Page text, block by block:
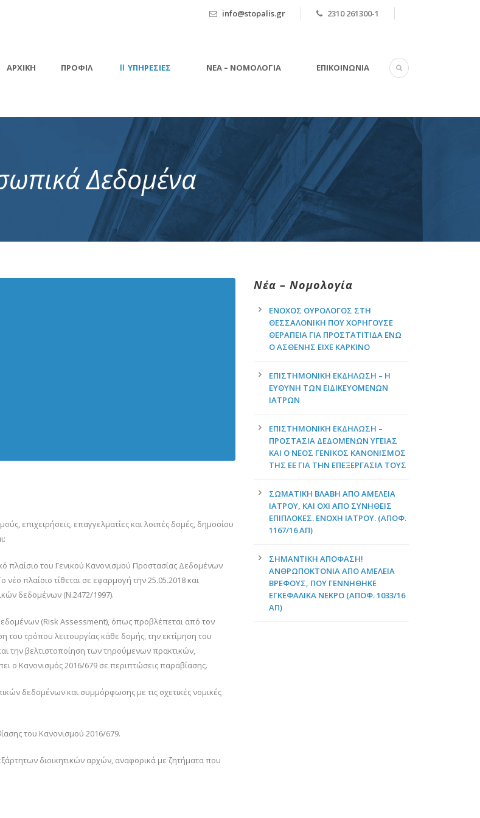
info@stopalis.gr 2310 261300-1
ΑΡΧΙΚΉ ΠΡΟΦΙΛ ΥΠΗΡΕΣΊΕΣ ΝΈΑ – ΝΟΜΟΛΟΓΊΑ ΕΠΙΚΟΙΝΩΝΊΑ
Δεδομένα
επιχειρήσεις, επαγγελματίες και λοιπές δομές, δημοσίου
πλαίσιο του Γενικού Κανονισμού Προστασίας Δεδομένων
πλαίσιο τίθεται σε εφαρμογή την 25.05.2018 και
δεδομένων (Ν.2472/1997).
(Risk Assessment), όπως προβλέπεται από τον
του τρόπου λειτουργίας κάθε δομής, την εκτίμηση του
την βελτιστοποίηση των τηρούμενων πρακτικών,
ο Κανονισμός 2016/679 σε περιπτώσεις παραβίασης.
δεδομένων και συμμόρφωσης με τις σχετικές νομικές
του Κανονισμού 2016/679.
διοικητικών αρχών, αναφορικά με ζητήματα που
Νέα – Νομολογία
ΈΝΟΧΟΣ ΟΥΡΟΛΌΓΟΣ ΣΤΗ
ΘΕΣΣΑΛΟΝΊΚΗ ΠΟΥ ΧΟΡΗΓΟΎΣΕ
ΘΕΡΑΠΕΊΑ ΓΙΑ ΠΡΟΣΤΑΤΊΤΙΔΑ ΕΝΏ
Ο ΑΣΘΕΝΉΣ ΕΊΧΕ ΚΑΡΚΊΝΟ
ΕΠΙΣΤΗΜΟΝΙΚΉ ΕΚΔΉΛΩΣΗ – Η
ΕΥΘΎΝΗ ΤΩΝ ΕΙΔΙΚΕΥΌΜΕΝΩΝ
ΙΑΤΡΏΝ
ΕΠΙΣΤΗΜΟΝΙΚΉ ΕΚΔΉΛΩΣΗ –
ΠΡΟΣΤΑΣΊΑ ΔΕΔΟΜΈΝΩΝ ΥΓΕΊΑΣ
ΚΑΙ Ο ΝΈΟΣ ΓΕΝΙΚΌΣ ΚΑΝΟΝΙΣΜΌΣ
ΤΗΣ ΕΕ ΓΙΑ ΤΗΝ ΕΠΕΞΕΡΓΑΣΊΑ ΤΟΥΣ
ΣΩΜΑΤΙΚΉ ΒΛΆΒΗ ΑΠΌ ΑΜΈΛΕΙΑ
ΙΑΤΡΟΎ, ΚΑΙ ΌΧΙ ΑΠΌ ΣΥΝΉΘΕΙΣ
ΕΠΙΠΛΟΚΈΣ. ΕΝΟΧΉ ΙΑΤΡΟΎ. (ΑΠΟΦ.
1167/16 ΑΠ)
ΣΗΜΑΝΤΙΚΉ ΑΠΌΦΑΣΗ!
ΑΝΘΡΩΠΟΚΤΟΝΊΑ ΑΠΌ ΑΜΈΛΕΙΑ
ΒΡΈΦΟΥΣ, ΠΟΥ ΓΕΝΝΉΘΗΚΕ
ΕΓΚΕΦΑΛΙΚΆ ΝΕΚΡΌ (ΑΠΟΦ. 1033/16
ΑΠ)